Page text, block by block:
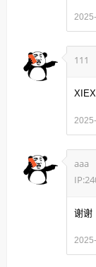
111
aaa
谢谢